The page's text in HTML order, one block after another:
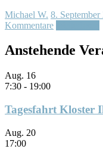
Michael W. 8. September
Kommentare
Anstehende
Aug. 16
7:30 - 19:00
Tagesfahrt Kloster
Aug. 20
17:00